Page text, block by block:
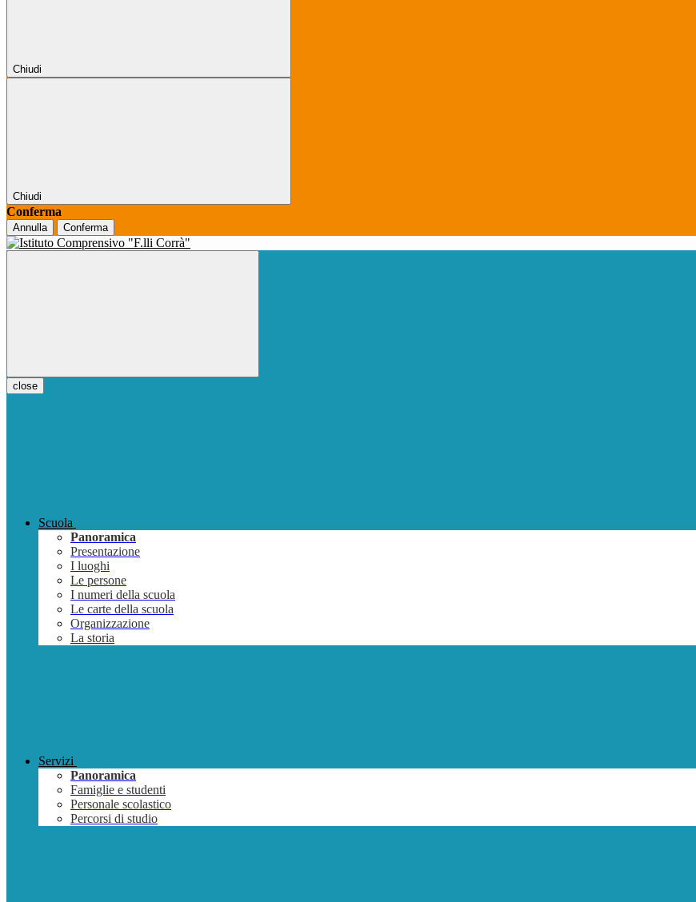
Chiudi
Chiudi
Conferma
Annulla Conferma
close
Scuola
Panoramica
Presentazione
I luoghi
Le persone
I numeri della scuola
Le carte della scuola
Organizzazione
La storia
Servizi
Panoramica
Famiglie e studenti
Personale scolastico
Percorsi di studio